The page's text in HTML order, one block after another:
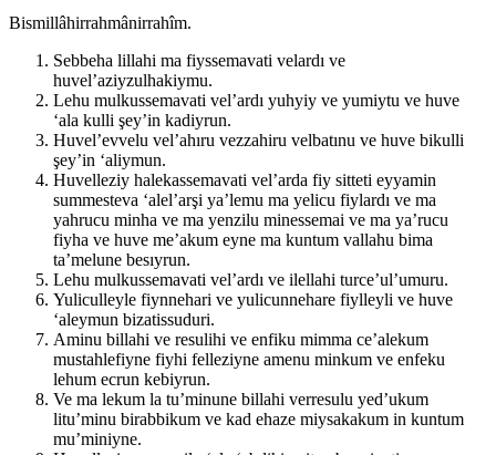
Bismillâhirrahmânirrahîm.
Sebbeha lillahi ma fiyssemavati velardı ve
huvel’aziyzulhakiymu.
Lehu mulkussemavati vel’ardı yuhyiy ve yumiytu ve huve
‘ala kulli şey’in kadiyrun.
Huvel’evvelu vel’ahıru vezzahiru velbatınu ve huve bikulli
şey’in ‘aliymun.
Huvelleziy halekassemavati vel’arda fiy sitteti eyyamin
summesteva ‘alel’arşi ya’lemu ma yelicu fiylardı ve ma
yahrucu minha ve ma yenzilu minessemai ve ma ya’rucu
fiyha ve huve me’akum eyne ma kuntum vallahu bima
ta’melune besıyrun.
Lehu mulkussemavati vel’ardı ve ilellahi turce’ul’umuru.
Yuliculleyle fiynnehari ve yulicunnehare fiylleyli ve huve
‘aleymun bizatissuduri.
Aminu billahi ve resulihi ve enfiku mimma ce’alekum
mustahlefiyne fiyhi felleziyne amenu minkum ve enfeku
lehum ecrun kebiyrun.
Ve ma lekum la tu’minune billahi verresulu yed’ukum
litu’minu birabbikum ve kad ehaze miysakakum in kuntum
mu’miniyne.